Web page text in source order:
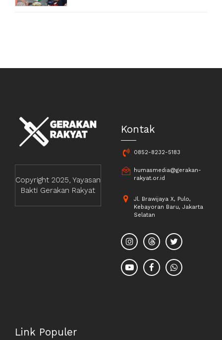
Copyright 2025, Yayasan
Bakti Gerakan Rakyat
Kontak
0852-8232-5183
humasmedia@gerakan-
rakyat.or.id
Jl. Brawijaya X, Pulo,
Kebayoran Baru, Jakarta
Selatan
Link Populer